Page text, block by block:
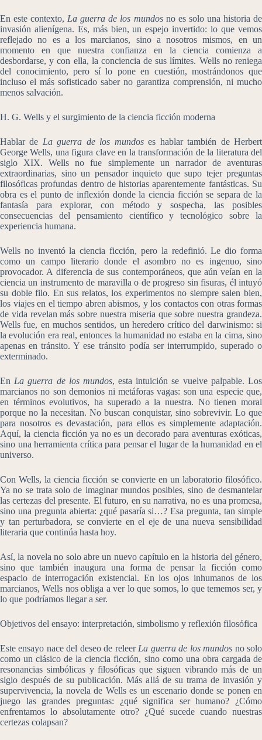
En este contexto, La guerra de los mundosno es solo una historia de
invasión alienígena. Es, más bien, un espejo invertido: lo que vemos
reflejado no es a los marcianos, sino a nosotros mismos, en un
momento en que nuestra confianza en la ciencia comienza a
desbordarse, y con ella, la conciencia de sus límites. Wells no reniega
del conocimiento, pero sí lo pone en cuestión, mostrándonos que
incluso el más sofisticado saber no garantiza comprensión, ni mucho
menos salvación.
H. G. Wells y el surgimiento de la ciencia ficción moderna
Hablar de La guerra de los mundoses hablar también de Herbert
George Wells, una figura clave en la transformación de la literatura del
siglo XIX. Wells no fue simplemente un narrador de aventuras
extraordinarias, sino un pensador inquieto que supo tejer preguntas
filosóficas profundas dentro de historias aparentemente fantásticas. Su
obra es el punto de inflexión donde la ciencia ficción se separa de la
fantasía para explorar, con método y sospecha, las posibles
consecuencias del pensamiento científico y tecnológico sobre la
experiencia humana.
Wells no inventó la ciencia ficción, pero la redefinió. Le dio forma
como un campo literario donde el asombro no es ingenuo, sino
provocador. A diferencia de sus contemporáneos, que aún veían en la
ciencia un instrumento de maravilla o de progreso sin fisuras, él intuyó
su doble filo. En sus relatos, los experimentos no siempre salen bien,
los viajes en el tiempo abren abismos, y los contactos con otras formas
de vida revelan más sobre nuestra miseria que sobre nuestra grandeza.
Wells fue, en muchos sentidos, un heredero crítico del darwinismo: si
la evolución era real, entonces la humanidad no estaba en la cima, sino
apenas en tránsito. Y ese tránsito podía ser interrumpido, superado o
exterminado.
En La guerra de los mundos, esta intuición se vuelve palpable. Los
marcianos no son demonios ni metáforas vagas: son una especie que,
en términos evolutivos, ha superado a la nuestra. No tienen moral
porque no la necesitan. No buscan conquistar, sino sobrevivir. Lo que
para nosotros es devastación, para ellos es simplemente adaptación.
Aquí, la ciencia ficción ya no es un decorado para aventuras exóticas,
sino una herramienta crítica para pensar el lugar de la humanidad en el
universo.
Con Wells, la ciencia ficción se convierte en un laboratorio filosófico.
Ya no se trata solo de imaginar mundos posibles, sino de desmantelar
las certezas del presente. El futuro, en su narrativa, no es una promesa,
sino una pregunta abierta: ¿qué pasaría si…? Esa pregunta, tan simple
y tan perturbadora, se convierte en el eje de una nueva sensibilidad
literaria que continúa hasta hoy.
Así, la novela no solo abre un nuevo capítulo en la historia del género,
sino que también inaugura una forma de pensar la ficción como
espacio de interrogación existencial. En los ojos inhumanos de los
marcianos, Wells nos obliga a ver lo que somos, lo que tememos ser, y
lo que podríamos llegar a ser.
Objetivos del ensayo: interpretación, simbolismo y reflexión filosófica
Este ensayo nace del deseo de releer La guerra de los mundos no solo
como un clásico de la ciencia ficción, sino como una obra cargada de
resonancias simbólicas y filosóficas que siguen vibrando más de un
siglo después de su publicación. Más allá de su trama de invasión y
supervivencia, la novela de Wells es un escenario donde se ponen en
juego las grandes preguntas: ¿qué significa ser humano? ¿Cómo
enfrentamos lo absolutamente otro? ¿Qué sucede cuando nuestras
certezas colapsan?